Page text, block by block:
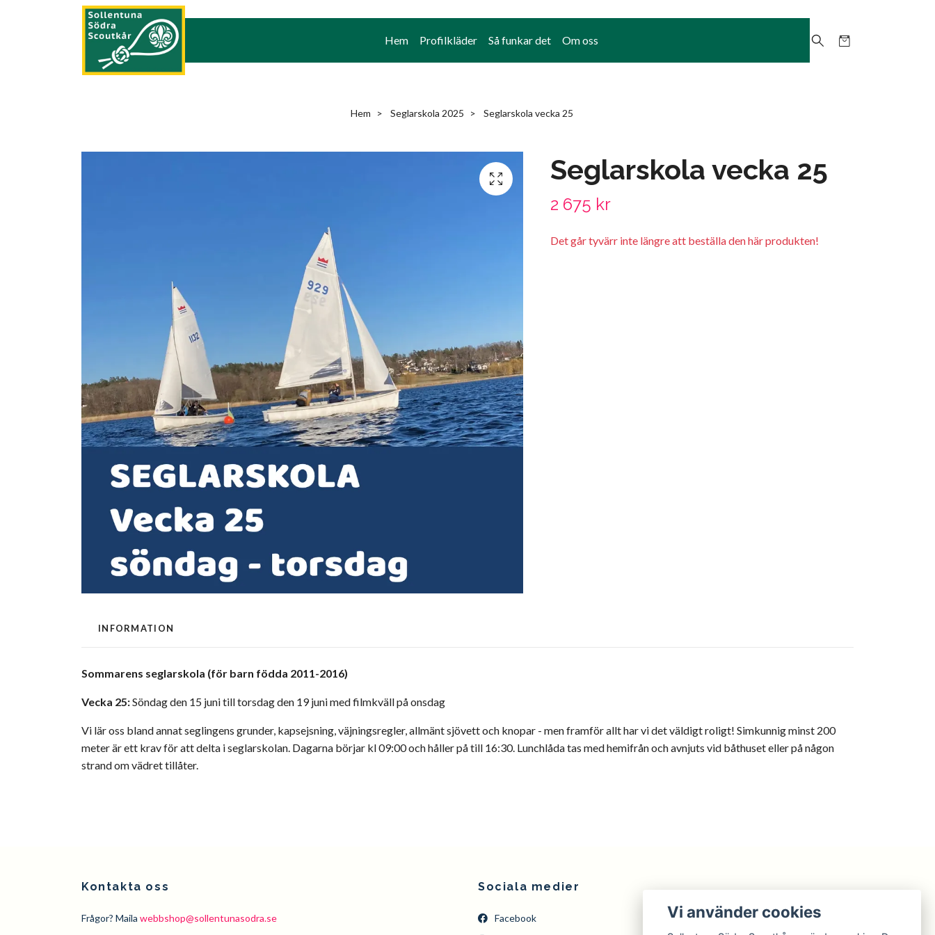
Hem Profilkläder Så funkar det Om oss
Hem Seglarskola 2025 Seglarskola vecka 25
Seglarskola vecka 25
2 675 kr
Det går tyvärr inte längre att beställa den här produkten!
INFORMATION
Sommarens seglarskola (för barn födda 2011-2016)
Vecka 25:Söndag den 15 juni till torsdag den 19 juni med filmkväll på onsdag
Vi lär oss bland annat seglingens grunder, kapsejsning, väjningsregler, allmänt sjövett och knopar - men framför allt har vi det väldigt roligt! Simkunnig minst 200
meter är ett krav för att delta i seglarskolan. Dagarna börjar kl 09:00 och håller på till 16:30. Lunchlåda tas med hemifrån och avnjuts vid båthuset eller på någon
strand om vädret tillåter.
Kontakta oss
Frågor? Maila webbshop@sollentunasodra.se
Sociala medier
Facebook
Vi använder cookies